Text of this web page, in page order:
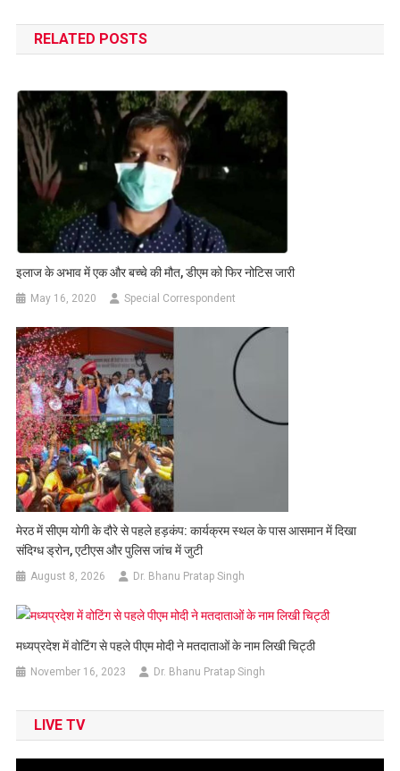
navigation
RELATED POSTS
इलाज के अभाव में एक और बच्चे की मौत, डीएम को फिर नोटिस जारी
May 16, 2020 Special Correspondent
मेरठ में सीएम योगी के दौरे से पहले हड़कंप: कार्यक्रम स्थल के पास आसमान में दिखा
संदिग्ध ड्रोन, एटीएस और पुलिस जांच में जुटी
August 8, 2026 Dr. Bhanu Pratap Singh
मध्यप्रदेश में वोटिंग से पहले पीएम मोदी ने मतदाताओं के नाम लिखी चिट्ठी
November 16, 2023 Dr. Bhanu Pratap Singh
LIVE TV